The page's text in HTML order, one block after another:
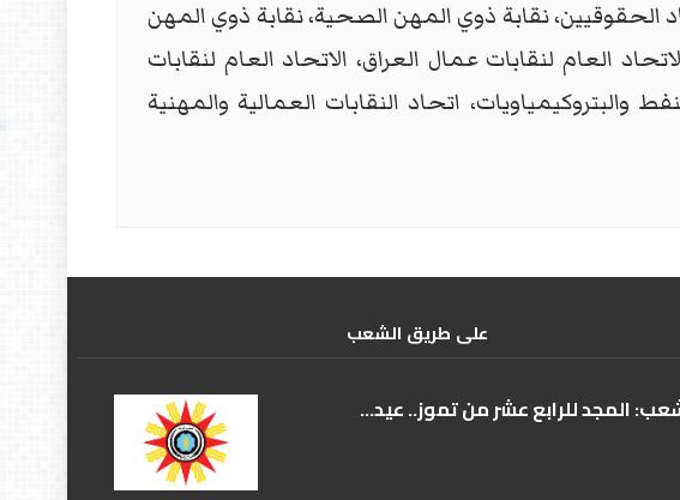
الحقوقيين، نقابة ذوي المهن الصحية، نقابة ذوي المهن
العام لنقابات عمال العراق، الاتحاد العام لنقابات
والبتروكيمياويات، اتحاد النقابات العمالية والمهنية
علی طریق الشعب
المجد للرابع عشر من تموز.. عيد...